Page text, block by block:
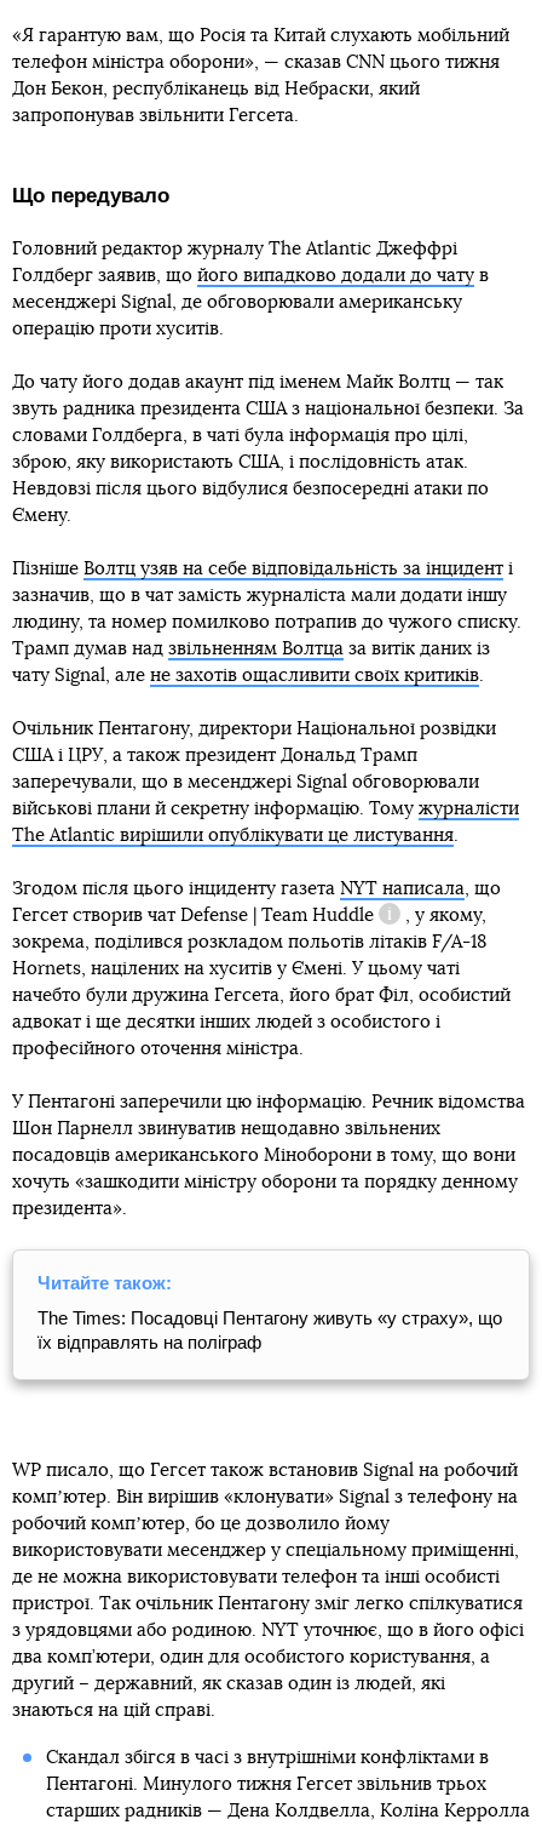
«Я гарантую вам, що Росія та Китай слухають мобільний
телефон міністра оборони», — сказав CNN цього тижня
Дон Бекон, республіканець від Небраски, який
запропонував звільнити Гегсета.
Що передувало
Головний редактор журналу The Atlantic Джеффрі
Голдберг заявив, що його випадково додали до чату в
месенджері Signal, де обговорювали американську
операцію проти хуситів.
До чату його додав акаунт під іменем Майк Волтц — так
звуть радника президента США з національної безпеки. За
словами Голдберга, в чаті була інформація про цілі,
зброю, яку використають США, і послідовність атак.
Невдовзі після цього відбулися безпосередні атаки по
Ємену.
Пізніше Волтц узяв на себе відповідальність за інцидент і
зазначив, що в чат замість журналіста мали додати іншу
людину, та номер помилково потрапив до чужого списку.
Трамп думав над звільненням Волтца за витік даних із
чату Signal, але не захотів ощасливити своїх критиків.
Очільник Пентагону, директори Національної розвідки
США і ЦРУ, а також президент Дональд Трамп
заперечували, що в месенджері Signal обговорювали
військові плани й секретну інформацію. Тому журналісти
The Atlantic вирішили опублікувати це листування.
Згодом після цього інциденту газета NYT написала, що
Гегсет створив чат Defense | Team Huddle
Довідка
, у якому,
зокрема, поділився розкладом польотів літаків F/A-18
Hornets, націлених на хуситів у Ємені. У цьому чаті
начебто були дружина Гегсета, його брат Філ, особистий
адвокат і ще десятки інших людей з особистого і
професійного оточення міністра.
У Пентагоні заперечили цю інформацію. Речник відомства
Шон Парнелл звинуватив нещодавно звільнених
посадовців американського Міноборони в тому, що вони
хочуть «зашкодити міністру оборони та порядку денному
президента».
Читайте також:
The Times: Посадовці Пентагону живуть «у страху», що
їх відправлять на поліграф
WP писало, що Гегсет також встановив Signal на робочий
компʼютер. Він вирішив «клонувати» Signal з телефону на
робочий компʼютер, бо це дозволило йому
використовувати месенджер у спеціальному приміщенні,
де не можна використовувати телефон та інші особисті
пристрої. Так очільник Пентагону зміг легко спілкуватися
з урядовцями або родиною. NYT уточнює, що в його офісі
два комп’ютери, один для особистого користування, а
другий – державний, як сказав один із людей, які
знаються на цій справі.
Скандал збігся в часі з внутрішніми конфліктами в
Пентагоні. Минулого тижня Гегсет звільнив трьох
старших радників — Дена Колдвелла, Коліна Керролла